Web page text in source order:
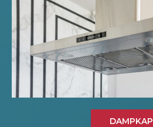
DAMPKAP